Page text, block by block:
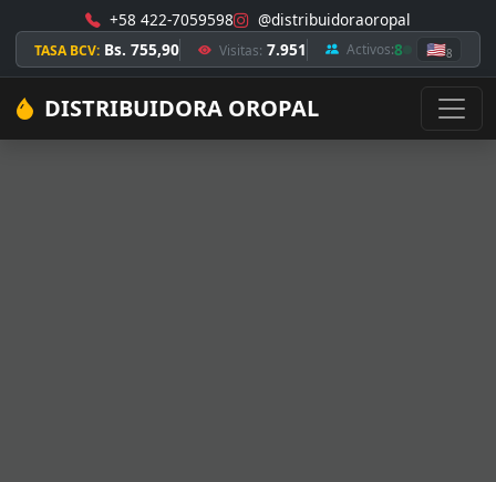
+58 422-7059598 @distribuidoraoropal
TASA BCV: Bs. 755,90 Visitas: 7.951 Activos:8 🇺🇸8
DISTRIBUIDORA OROPAL